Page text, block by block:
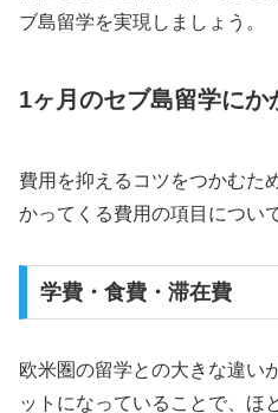
ブ島留学を実現しましょう。
1ヶ月のセブ島留学にか
費用を抑えるコツをつかむた
かってくる費用の項目につい
学費・食費・滞在費
欧米圏の留学との大きな違い
ットになっていることで、ほ